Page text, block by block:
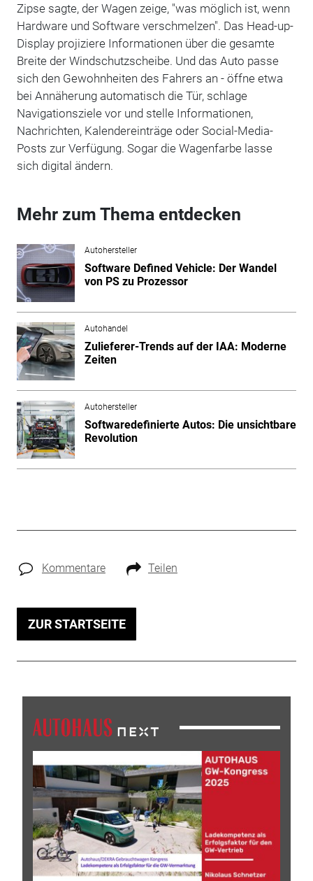
Zipse sagte, der Wagen zeige, "was möglich ist, wenn
Hardware und Software verschmelzen". Das Head-up-
Display projiziere Informationen über die gesamte
Breite der Windschutzscheibe. Und das Auto passe
sich den Gewohnheiten des Fahrers an - öffne etwa
bei Annäherung automatisch die Tür, schlage
Navigationsziele vor und stelle Informationen,
Nachrichten, Kalendereinträge oder Social-Media-
Posts zur Verfügung. Sogar die Wagenfarbe lasse
sich digital ändern.
Mehr zum Thema entdecken
Autohersteller
Software Defined Vehicle: Der Wandel
von PS zu Prozessor
Autohandel
Zulieferer-Trends auf der IAA: Moderne
Zeiten
Autohersteller
Softwaredefinierte Autos: Die unsichtbare
Revolution
Kommentare Teilen
ZUR STARTSEITE